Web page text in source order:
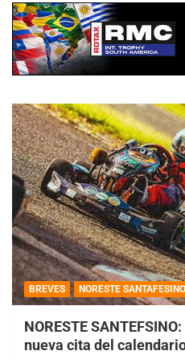
BREVES NORESTE SANTAFESINO
NORESTE
nueva cita del